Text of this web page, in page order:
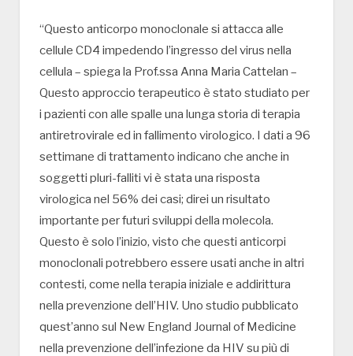
“Questo anticorpo monoclonale si attacca alle
cellule CD4 impedendo l’ingresso del virus nella
cellula – spiega la Prof.ssa Anna Maria Cattelan –
Questo approccio terapeutico è stato studiato per
i pazienti con alle spalle una lunga storia di terapia
antiretrovirale ed in fallimento virologico. I dati a 96
settimane di trattamento indicano che anche in
soggetti pluri-falliti vi è stata una risposta
virologica nel 56% dei casi; direi un risultato
importante per futuri sviluppi della molecola.
Questo è solo l’inizio, visto che questi anticorpi
monoclonali potrebbero essere usati anche in altri
contesti, come nella terapia iniziale e addirittura
nella prevenzione dell’HIV. Uno studio pubblicato
quest’anno sul New England Journal of Medicine
nella prevenzione dell’infezione da HIV su più di